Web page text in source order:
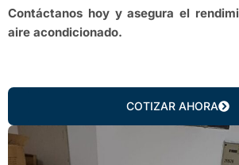
Contáctanos hoy y asegura el
aire acondicionado.
COTIZAR AHORA